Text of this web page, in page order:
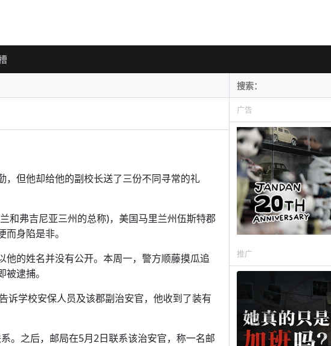
但他却给他的副校长送了三份不同寻常的礼
和弗吉尼亚三州的总称)，美国马里兰州伍斯特郡
身陷是非。
的姓名并没有公开。本周一，警方顺藤摸瓜追
逮捕。
诉学校安保人员及该郡副治安官，他收到了装有
。之后，邮局在5月2日联系该治安官，称一名邮
广告
推广